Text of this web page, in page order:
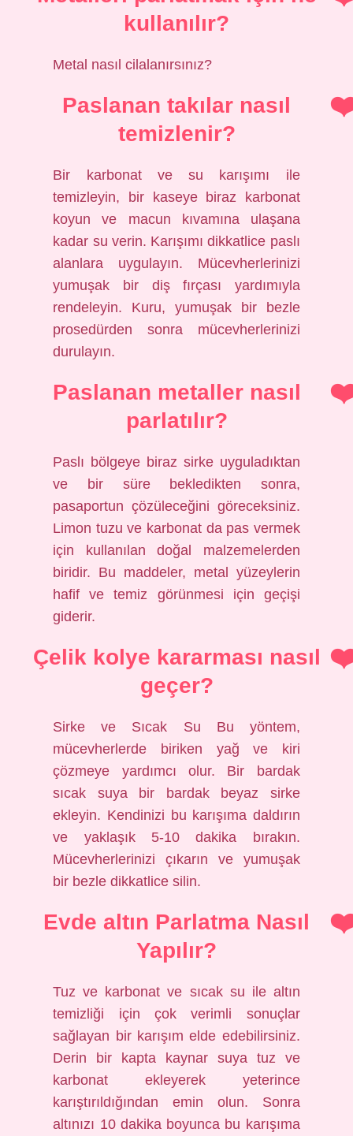
kullanılır?
Metal nasıl cilalanırsınız?
Paslanan takılar nasıl
temizlenir?
Bir karbonat ve su karışımı ile
temizleyin, bir kaseye biraz karbonat
koyun ve macun kıvamına ulaşana
kadar su verin. Karışımı dikkatlice paslı
alanlara uygulayın. Mücevherlerinizi
yumuşak bir diş fırçası yardımıyla
rendeleyin. Kuru, yumuşak bir bezle
prosedürden sonra mücevherlerinizi
durulayın.
Paslanan metaller nasıl
parlatılır?
Paslı bölgeye biraz sirke uyguladıktan
ve bir süre bekledikten sonra,
pasaportun çözüleceğini göreceksiniz.
Limon tuzu ve karbonat da pas vermek
için kullanılan doğal malzemelerden
biridir. Bu maddeler, metal yüzeylerin
hafif ve temiz görünmesi için geçişi
giderir.
Çelik kolye kararması nasıl
geçer?
Sirke ve Sıcak Su Bu yöntem,
mücevherlerde biriken yağ ve kiri
çözmeye yardımcı olur. Bir bardak
sıcak suya bir bardak beyaz sirke
ekleyin. Kendinizi bu karışıma daldırın
ve yaklaşık 5-10 dakika bırakın.
Mücevherlerinizi çıkarın ve yumuşak
bir bezle dikkatlice silin.
Evde altın Parlatma Nasıl
Yapılır?
Tuz ve karbonat ve sıcak su ile altın
temizliği için çok verimli sonuçlar
sağlayan bir karışım elde edebilirsiniz.
Derin bir kapta kaynar suya tuz ve
karbonat ekleyerek yeterince
karıştırıldığından emin olun. Sonra
altınızı 10 dakika boyunca bu karışıma